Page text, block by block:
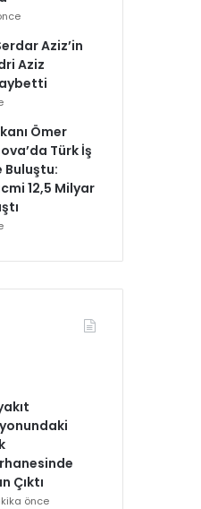
Aziz’in
Aziz
Ömer
Türk İş
Buluştu:
12,5 Milyar
Çıktı
önce